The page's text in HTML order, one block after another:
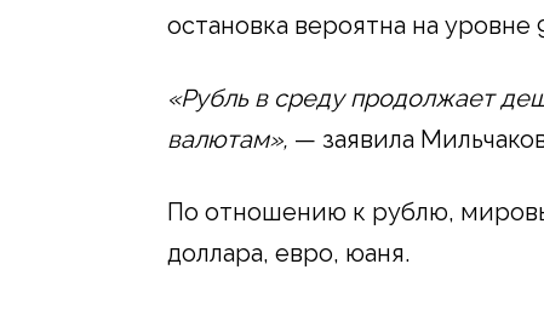
остановка вероятна на уровне
«Рубль в среду продолжает
валютам», — заявила
По отношению к рублю,
доллара, евро, юаня.